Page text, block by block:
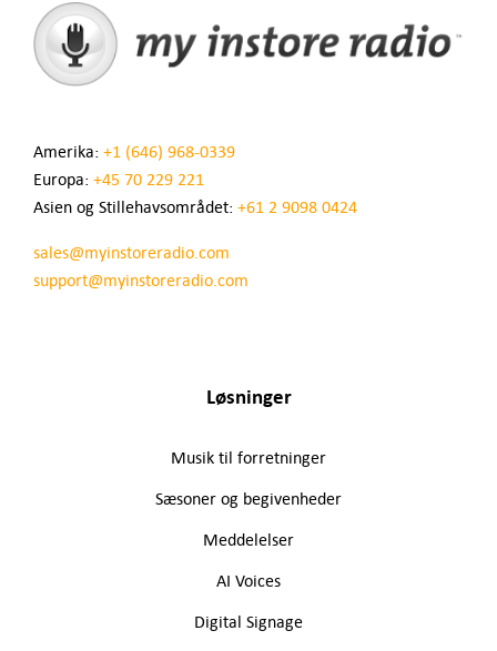
Amerika: +1 (646) 968-0339
Europa: +45 70 229 221
Asien og Stillehavsområdet: +61 2 9098 0424
sales@myinstoreradio.com
support@myinstoreradio.com
Løsninger
Musik til forretninger
Sæsoner og begivenheder
Meddelelser
AI Voices
Digital Signage